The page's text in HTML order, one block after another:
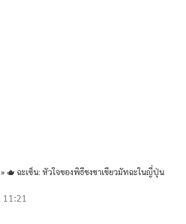
» 🫖 ฉะเซ็น: หัวใจของพิธีชงชาเขียวมัทฉะในญี่ปุ่น
11:21